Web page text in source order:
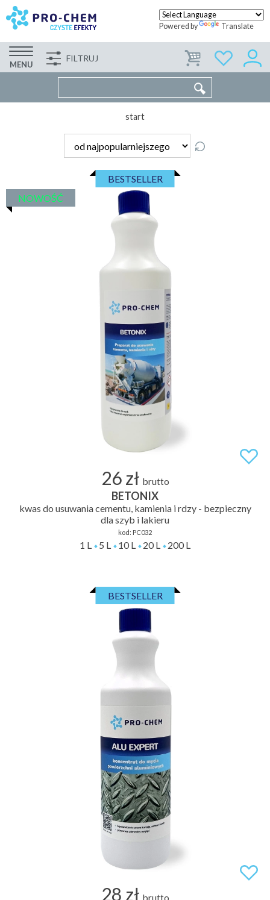
Powered by Translate
MENU
FILTRUJ WSPÓŁPRACA KONTAKT
start
NOWOŚĆ
BESTSELLER
26 zł brutto
BETONIX
kwas do usuwania cementu, kamienia i rdzy - bezpieczny
dla szyb i lakieru
kod: PC032
1 L 5 L 10 L 20 L 200 L
BESTSELLER
28 zł brutto